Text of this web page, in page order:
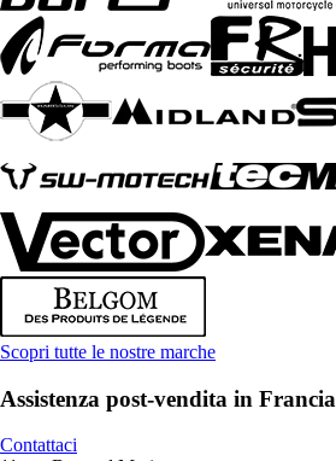
Scopri tutte le nostre marche
Assistenza post-vendita in Francia
Contattaci